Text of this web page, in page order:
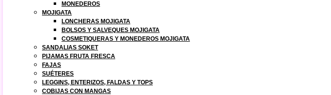
MONEDEROS
MOJIGATA
LONCHERAS MOJIGATA
BOLSOS Y SALVEQUES MOJIGATA
COSMETIQUERAS Y MONEDEROS MOJIGATA
SANDALIAS SOKET
PIJAMAS FRUTA FRESCA
FAJAS
SUÉTERES
LEGGINS, ENTERIZOS, FALDAS Y TOPS
COBIJAS CON MANGAS